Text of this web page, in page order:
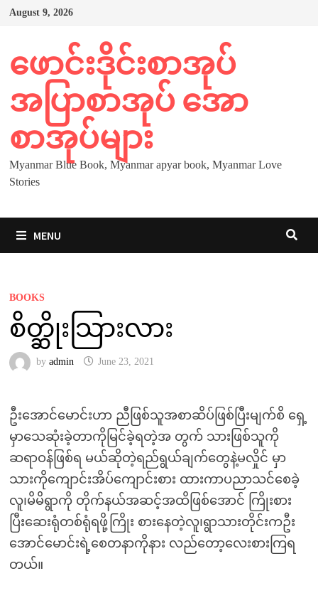
Skip
August 9, 2026
ဖောင်းဒိုင်းစာအုပ်
အပြာစာအုပ် အော
စာအုပ်များ
Myanmar Blue Book, Myanmar apyar book, Myanmar Love
Stories
MENU
BOOKS
စိတ္ဆိုးသြားလား
by admin June 23, 2021
ဦးအောင်မောင်းဟာ ညီဖြစ်သူအစာဆိပ်ဖြစ်ပြီးမျက်စိ ရှေ့
မှာသေဆုံးခဲ့တာကိုမြင်ခဲ့ရတဲ့အ တွက် သားဖြစ်သူကို
ဆရာဝန်ဖြစ်ရ မယ်ဆိုတဲ့ရည်ရွယ်ချက်တွေနဲ့မလှိုင် မှာ
သားကိုကျောင်းအိပ်ကျောင်းစား ထားကာပညာသင်စေခဲ့
လူ၊မိမိရွာကို တိုက်နယ်အဆင့်အထိဖြစ်အောင် ကြိုးစား
ပြီးဆေးရုံတစ်ရုံရဖို့ကြိုး စားနေတဲ့လူ၊ရွာသားတိုင်းကဦး
အောင်မောင်းရဲ့စေတနာကိုနား လည်တော့လေးစားကြရ
တယ်။